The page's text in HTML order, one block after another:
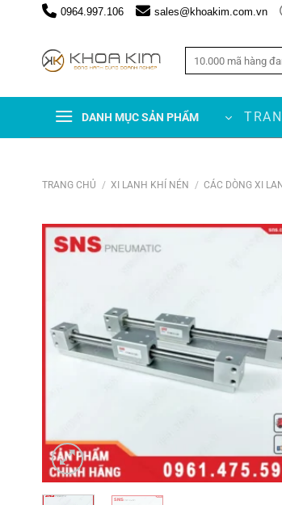
0964.997.106 sales@khoakim.com.vn
DANH MỤC SẢN PHẨM
TRANG CHỦ / XI LANH KHÍ NÉN / CÁC DÒNG XI